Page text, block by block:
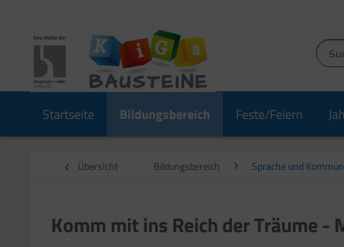
Startseite Bildungsbereich Feste/Feiern
Übersicht Bildungsbereich Sprache und
Komm mit ins Reich der Träume -